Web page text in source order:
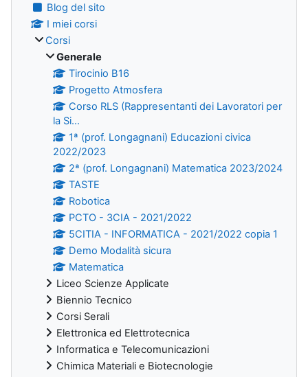
Blog del sito
I miei corsi
Corsi
Generale
Tirocinio B16
Progetto Atmosfera
Corso RLS (Rappresentanti dei Lavoratori per
la Si...
1ª (prof. Longagnani) Educazioni civica
2022/2023
2ª (prof. Longagnani) Matematica 2023/2024
TASTE
Robotica
PCTO - 3CIA - 2021/2022
5CITIA - INFORMATICA - 2021/2022 copia 1
Demo Modalità sicura
Matematica
Liceo Scienze Applicate
Biennio Tecnico
Corsi Serali
Elettronica ed Elettrotecnica
Informatica e Telecomunicazioni
Chimica Materiali e Biotecnologie